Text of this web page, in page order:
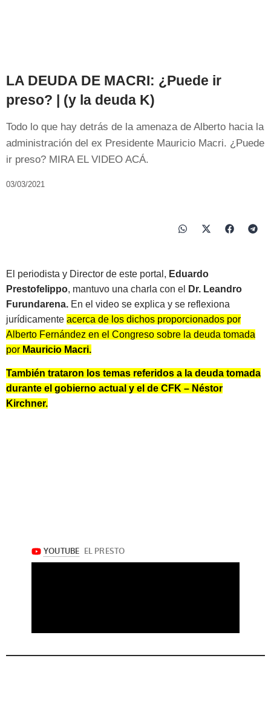
LA DEUDA DE MACRI: ¿Puede ir
preso? | (y la deuda K)
Todo lo que hay detrás de la amenaza de Alberto hacia la
administración del ex Presidente Mauricio Macri. ¿Puede
ir preso? MIRA EL VIDEO ACÁ.
03/03/2021
El periodista y Director de este portal, Eduardo
Prestofelippo, mantuvo una charla con el
Dr. Leandro
Furundarena. En el video se explica y se reflexiona
jurídicamente acerca de los dichos proporcionados por
Alberto Fernández en el Congreso sobre la deuda tomada
por Mauricio Macri.
También trataron los temas referidos a la deuda tomada
durante el gobierno actual y el de CFK – Néstor
Kirchner.